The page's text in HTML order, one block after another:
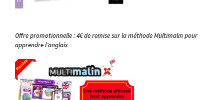
Offre promotionnelle : 4€ de remise sur la méthode Multimalin pour
apprendre l’anglais